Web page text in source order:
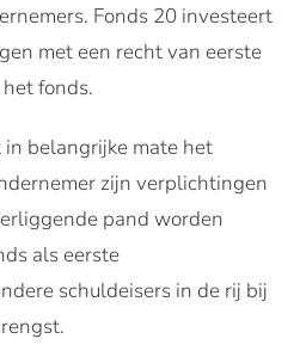
Fonds 20 investeert
met een recht van eerste
fonds.
belangrijke mate het
zijn verplichtingen
pand worden
als eerste
schuldeisers in de rij bij